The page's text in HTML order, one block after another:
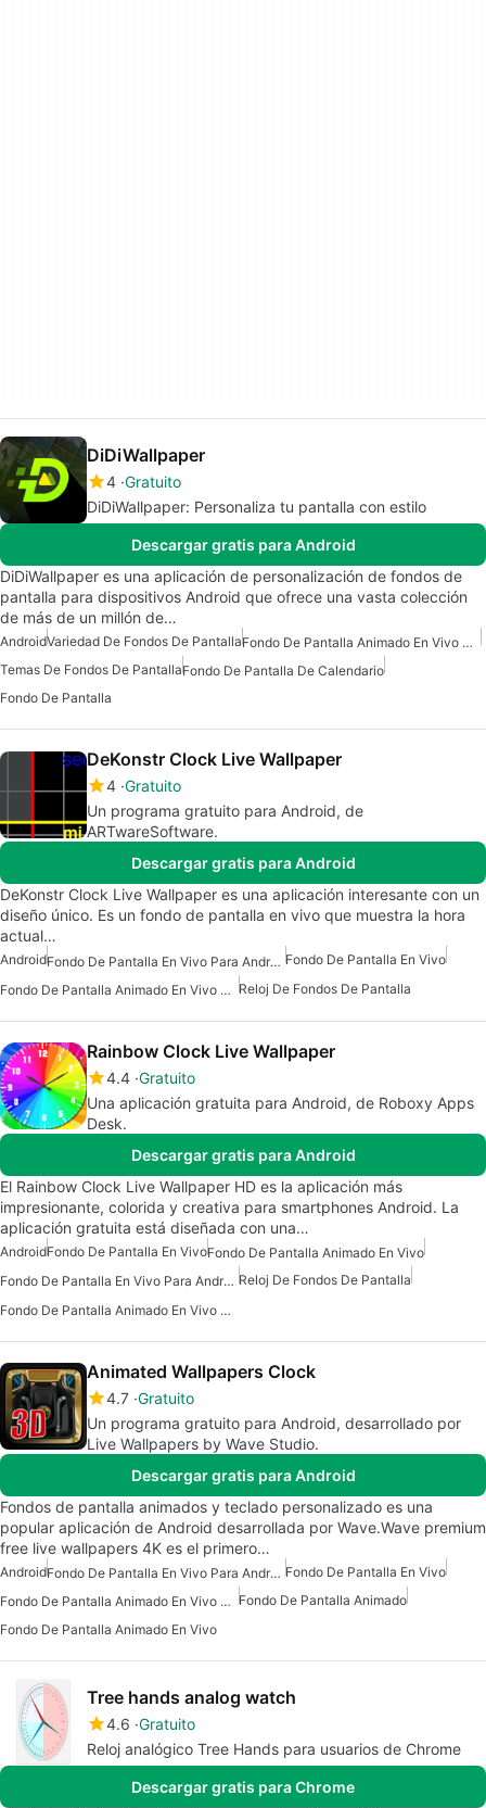
DiDiWallpaper
4 Gratuito
DiDiWallpaper: Personaliza tu pantalla con estilo
Descargar gratis para Android
DiDiWallpaper es una aplicación de personalización de fondos de
pantalla para dispositivos Android que ofrece una vasta colección
de más de un millón de…
AndroidVariedad De Fondos De Pantalla
Fondo De Pantalla Animado En Vivo Para Android
Temas De Fondos De PantallaFondo De Pantalla De Calendario
Fondo De Pantalla
DeKonstr Clock Live Wallpaper
4 Gratuito
Un programa gratuito para Android, de
ARTwareSoftware.
Descargar gratis para Android
DeKonstr Clock Live Wallpaper es una aplicación interesante con un
diseño único. Es un fondo de pantalla en vivo que muestra la hora
actual…
Android Fondo De Pantalla En Vivo Para Android Fondo De Pantalla En Vivo
Fondo De Pantalla Animado En Vivo Para Android Reloj De Fondos De Pantalla
Rainbow Clock Live Wallpaper
4.4 Gratuito
Una aplicación gratuita para Android, de Roboxy Apps
Desk.
Descargar gratis para Android
El Rainbow Clock Live Wallpaper HD es la aplicación más
impresionante, colorida y creativa para smartphones Android. La
aplicación gratuita está diseñada con una…
AndroidFondo De Pantalla En VivoFondo De Pantalla Animado En Vivo
Fondo De Pantalla En Vivo Para Android Reloj De Fondos De Pantalla
Fondo De Pantalla Animado En Vivo Para Android
Animated Wallpapers Clock
4.7 Gratuito
Un programa gratuito para Android, desarrollado por
Live Wallpapers by Wave Studio.
Descargar gratis para Android
Fondos de pantalla animados y teclado personalizado es una
popular aplicación de Android desarrollada por Wave.Wave premium
free live wallpapers 4K es el primero…
Android Fondo De Pantalla En Vivo Para Android Fondo De Pantalla En Vivo
Fondo De Pantalla Animado En Vivo Para Android Fondo De Pantalla Animado
Fondo De Pantalla Animado En Vivo
Tree hands analog watch
4.6 Gratuito
Reloj analógico Tree Hands para usuarios de Chrome
Descargar gratis para Chrome